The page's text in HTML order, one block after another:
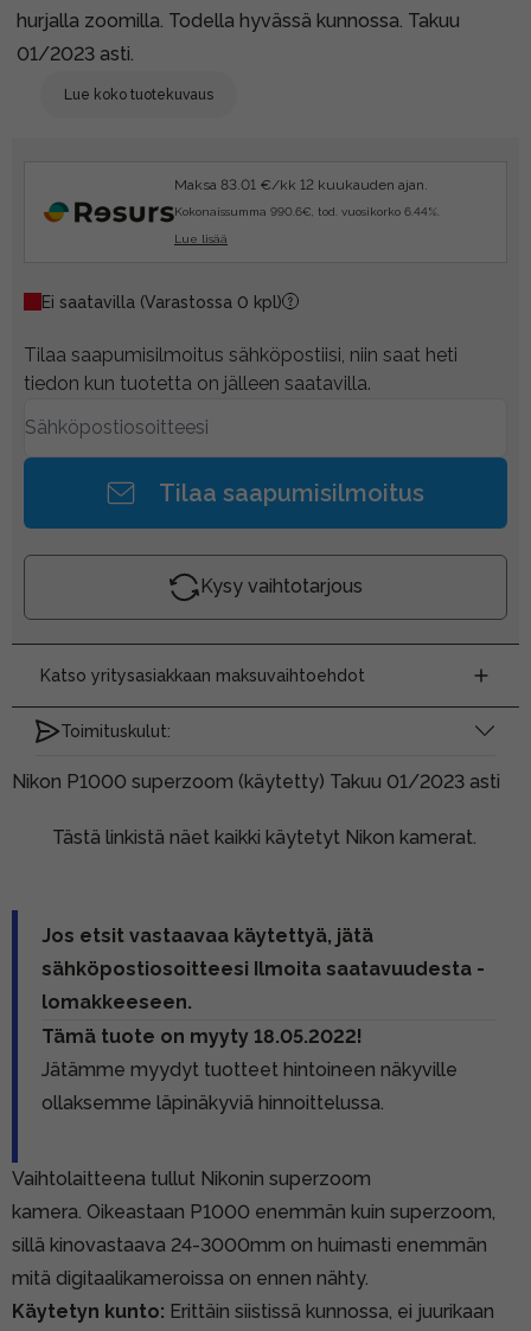
hurjalla zoomilla. Todella hyvässä kunnossa. Takuu
01/2023 asti.
Lue koko tuotekuvaus
Maksa 83.01 €/kk 12 kuukauden ajan.
Kokonaissumma 990.6€, tod. vuosikorko 6.44%.
Lue lisää
Ei saatavilla (Varastossa 0 kpl)
Tilaa saapumisilmoitus sähköpostiisi, niin saat heti
tiedon kun tuotetta on jälleen saatavilla.
Tilaa saapumisilmoitus
Kysy vaihtotarjous
Katso yritysasiakkaan maksuvaihtoehdot
Toimituskulut:
Nikon P1000 superzoom (käytetty) Takuu 01/2023 asti
Tästä linkistä näet kaikki käytetyt Nikon kamerat.
Jos etsit vastaavaa käytettyä, jätä
sähköpostiosoitteesi Ilmoita saatavuudesta -
lomakkeeseen.
Tämä tuote on myyty 18.05.2022!
Jätämme myydyt tuotteet hintoineen näkyville
ollaksemme läpinäkyviä hinnoittelussa.
Vaihtolaitteena tullut Nikonin superzoom
kamera. Oikeastaan P1000 enemmän kuin superzoom,
sillä kinovastaava 24-3000mm on huimasti enemmän
mitä digitaalikameroissa on ennen nähty.
Käytetyn kunto: Erittäin siistissä kunnossa, ei juurikaan